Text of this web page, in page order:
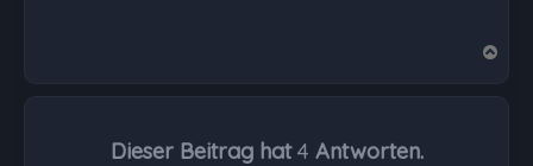
Dieser Beitrag hat4 Antworten.